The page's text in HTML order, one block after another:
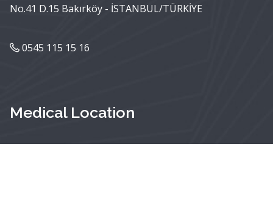
No.41 D.15 Bakırköy - İSTANBUL/TÜRKİYE
0545 115 15 16
Medical Location